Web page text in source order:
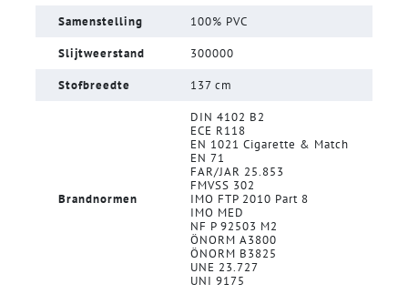
Samenstelling 100% PVC
Slijtweerstand 300000
Stofbreedte 137 cm
Brandnormen
DIN 4102 B2
ECE R118
EN 1021 Cigarette & Match
EN 71
FAR/JAR 25.853
FMVSS 302
IMO FTP 2010 Part 8
IMO MED
NF P 92503 M2
ÖNORM A3800
ÖNORM B3825
UNE 23.727
UNI 9175